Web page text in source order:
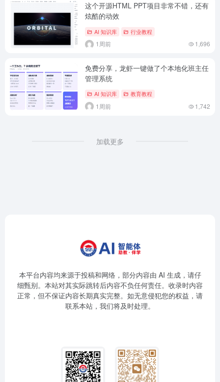
这个开源HTML PPT项目非常不错，还有
炫酷的动效
AI 知识库 行业教程
1周前 1,696
免费分享，龙虾一键做了个本地化班主任
管理系统
AI 知识库 教育教程
1周前 1,742
加载更多
本平台内容均来源于投稿和网络，部分内容由 AI 生成，请仔
细甄别。本站对其实际跳转后内容不负任何责任。收录时内容
正常，但不保证内容长期真实完整。如无意侵犯您的权益，请
联系本站，我们将及时处理。